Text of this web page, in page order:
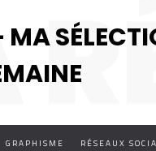
GRAPHISME RÉSEAUX